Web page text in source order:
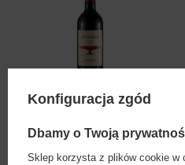
Kylikas Agiorgitiko
55,00 zł
Konfiguracja zgód
Dbamy o Twoją
Sklep korzysta z plików cookie w